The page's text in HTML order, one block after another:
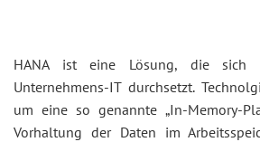
HANA ist eine Lösung, die sich
Unternehmens-IT durchsetzt.
um eine so genannte „In-Memory-
Vorhaltung der Daten im